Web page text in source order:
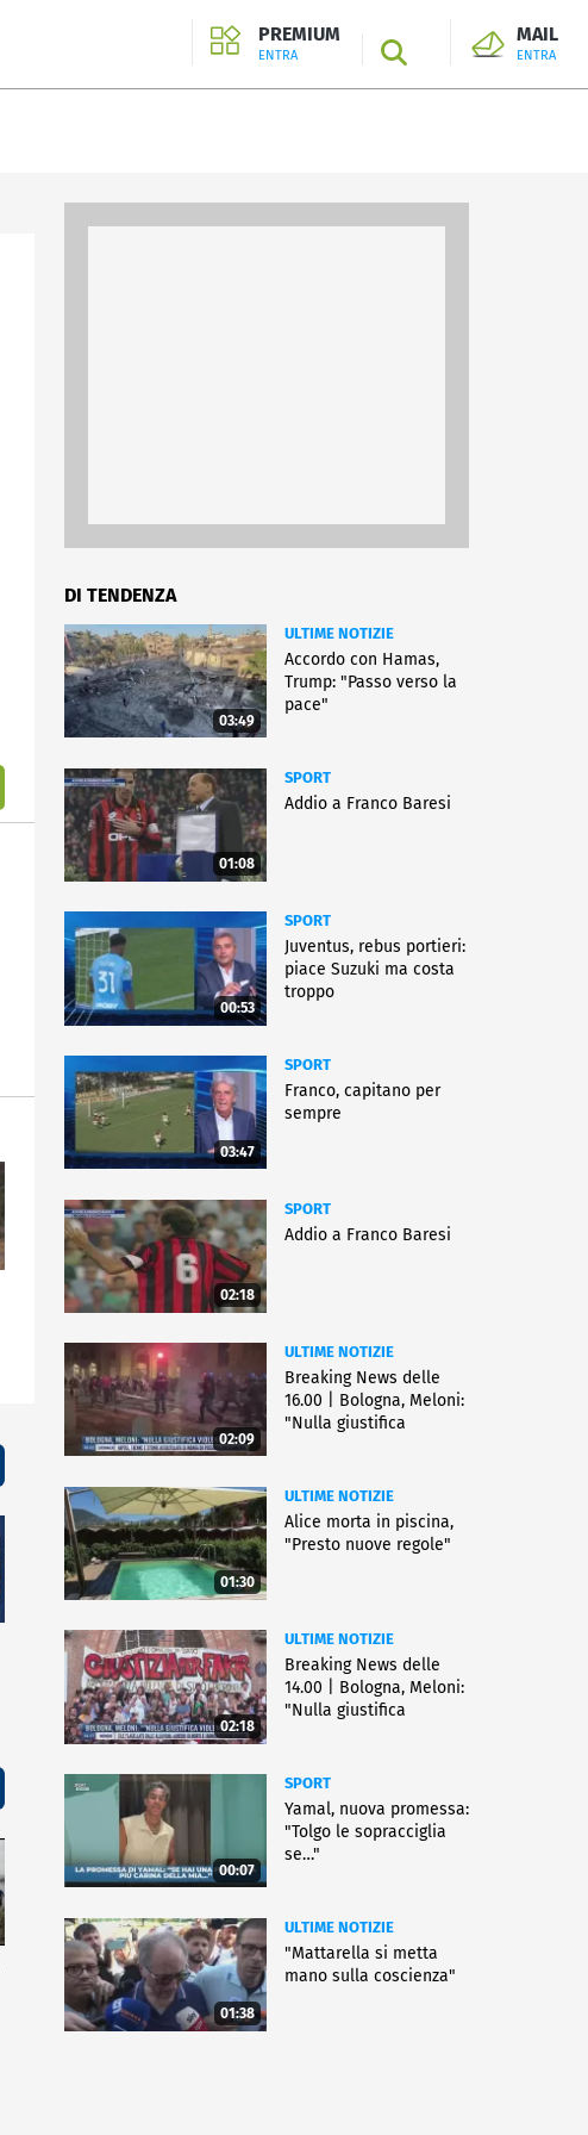
PREMIUM
ENTRA SEARCH
MAIL
ENTRA
DI TENDENZA
03:49
ULTIME NOTIZIE
Accordo con Hamas,
Trump: "Passo verso la
pace"
01:08
SPORT
Addio a Franco Baresi
00:53
SPORT
Juventus, rebus portieri:
piace Suzuki ma costa
troppo
03:47
SPORT
Franco, capitano per
sempre
02:18
SPORT
Addio a Franco Baresi
02:09
ULTIME NOTIZIE
Breaking News delle
16.00 | Bologna, Meloni:
"Nulla giustifica
01:30
ULTIME NOTIZIE
Alice morta in piscina,
"Presto nuove regole"
02:18
ULTIME NOTIZIE
Breaking News delle
14.00 | Bologna, Meloni:
"Nulla giustifica
00:07
SPORT
Yamal, nuova promessa:
"Tolgo le sopracciglia
se…"
01:38
ULTIME NOTIZIE
"Mattarella si metta
mano sulla coscienza"